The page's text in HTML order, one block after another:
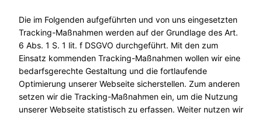
Die im Folgenden aufgeführten und von uns eingesetzten
Tracking-Maßnahmen werden auf der Grundlage des Art.
6 Abs. 1 S. 1 lit. f DSGVO durchgeführt. Mit den zum
Einsatz kommenden Tracking-Maßnahmen wollen wir eine
bedarfsgerechte Gestaltung und die fortlaufende
Optimierung unserer Webseite sicherstellen. Zum anderen
setzen wir die Tracking-Maßnahmen ein, um die Nutzung
unserer Webseite statistisch zu erfassen. Weiter nutzen wir